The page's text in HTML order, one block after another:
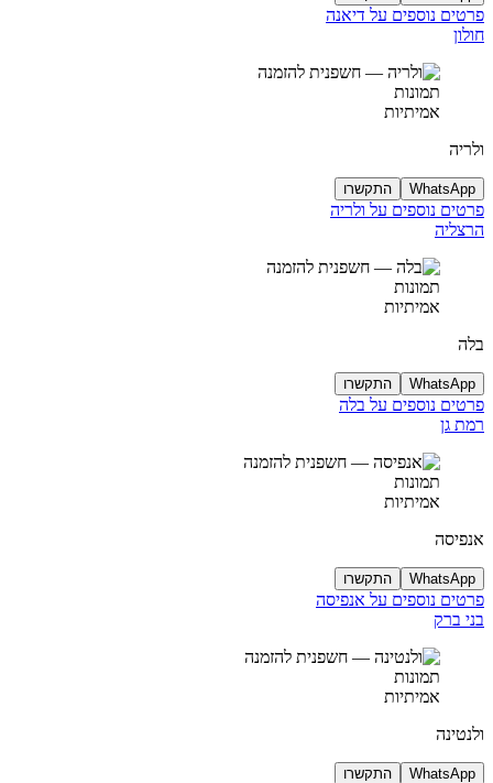
פרטים נוספים על דיאנה
חולון
תמונות
אמיתיות
ולריה
WhatsApp התקשרו
פרטים נוספים על ולריה
הרצליה
תמונות
אמיתיות
בלה
WhatsApp התקשרו
פרטים נוספים על בלה
רמת גן
תמונות
אמיתיות
אנפיסה
WhatsApp התקשרו
פרטים נוספים על אנפיסה
בני ברק
תמונות
אמיתיות
ולנטינה
WhatsApp התקשרו